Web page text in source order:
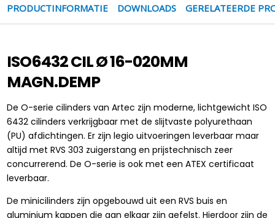
PRODUCTINFORMATIE DOWNLOADS GERELATEERDE
ISO6432 CIL Ø 16-020MM
MAGN.DEMP
De O-serie cilinders van Artec zijn moderne, lichtgewicht ISO
6432 cilinders verkrijgbaar met de slijtvaste polyurethaan
(PU) afdichtingen. Er zijn legio uitvoeringen leverbaar maar
altijd met RVS 303 zuigerstang en prijstechnisch zeer
concurrerend. De O-serie is ook met een ATEX certificaat
leverbaar.
De minicilinders zijn opgebouwd uit een RVS buis en
aluminium kappen die aan elkaar zijn gefelst. Hierdoor zijn de